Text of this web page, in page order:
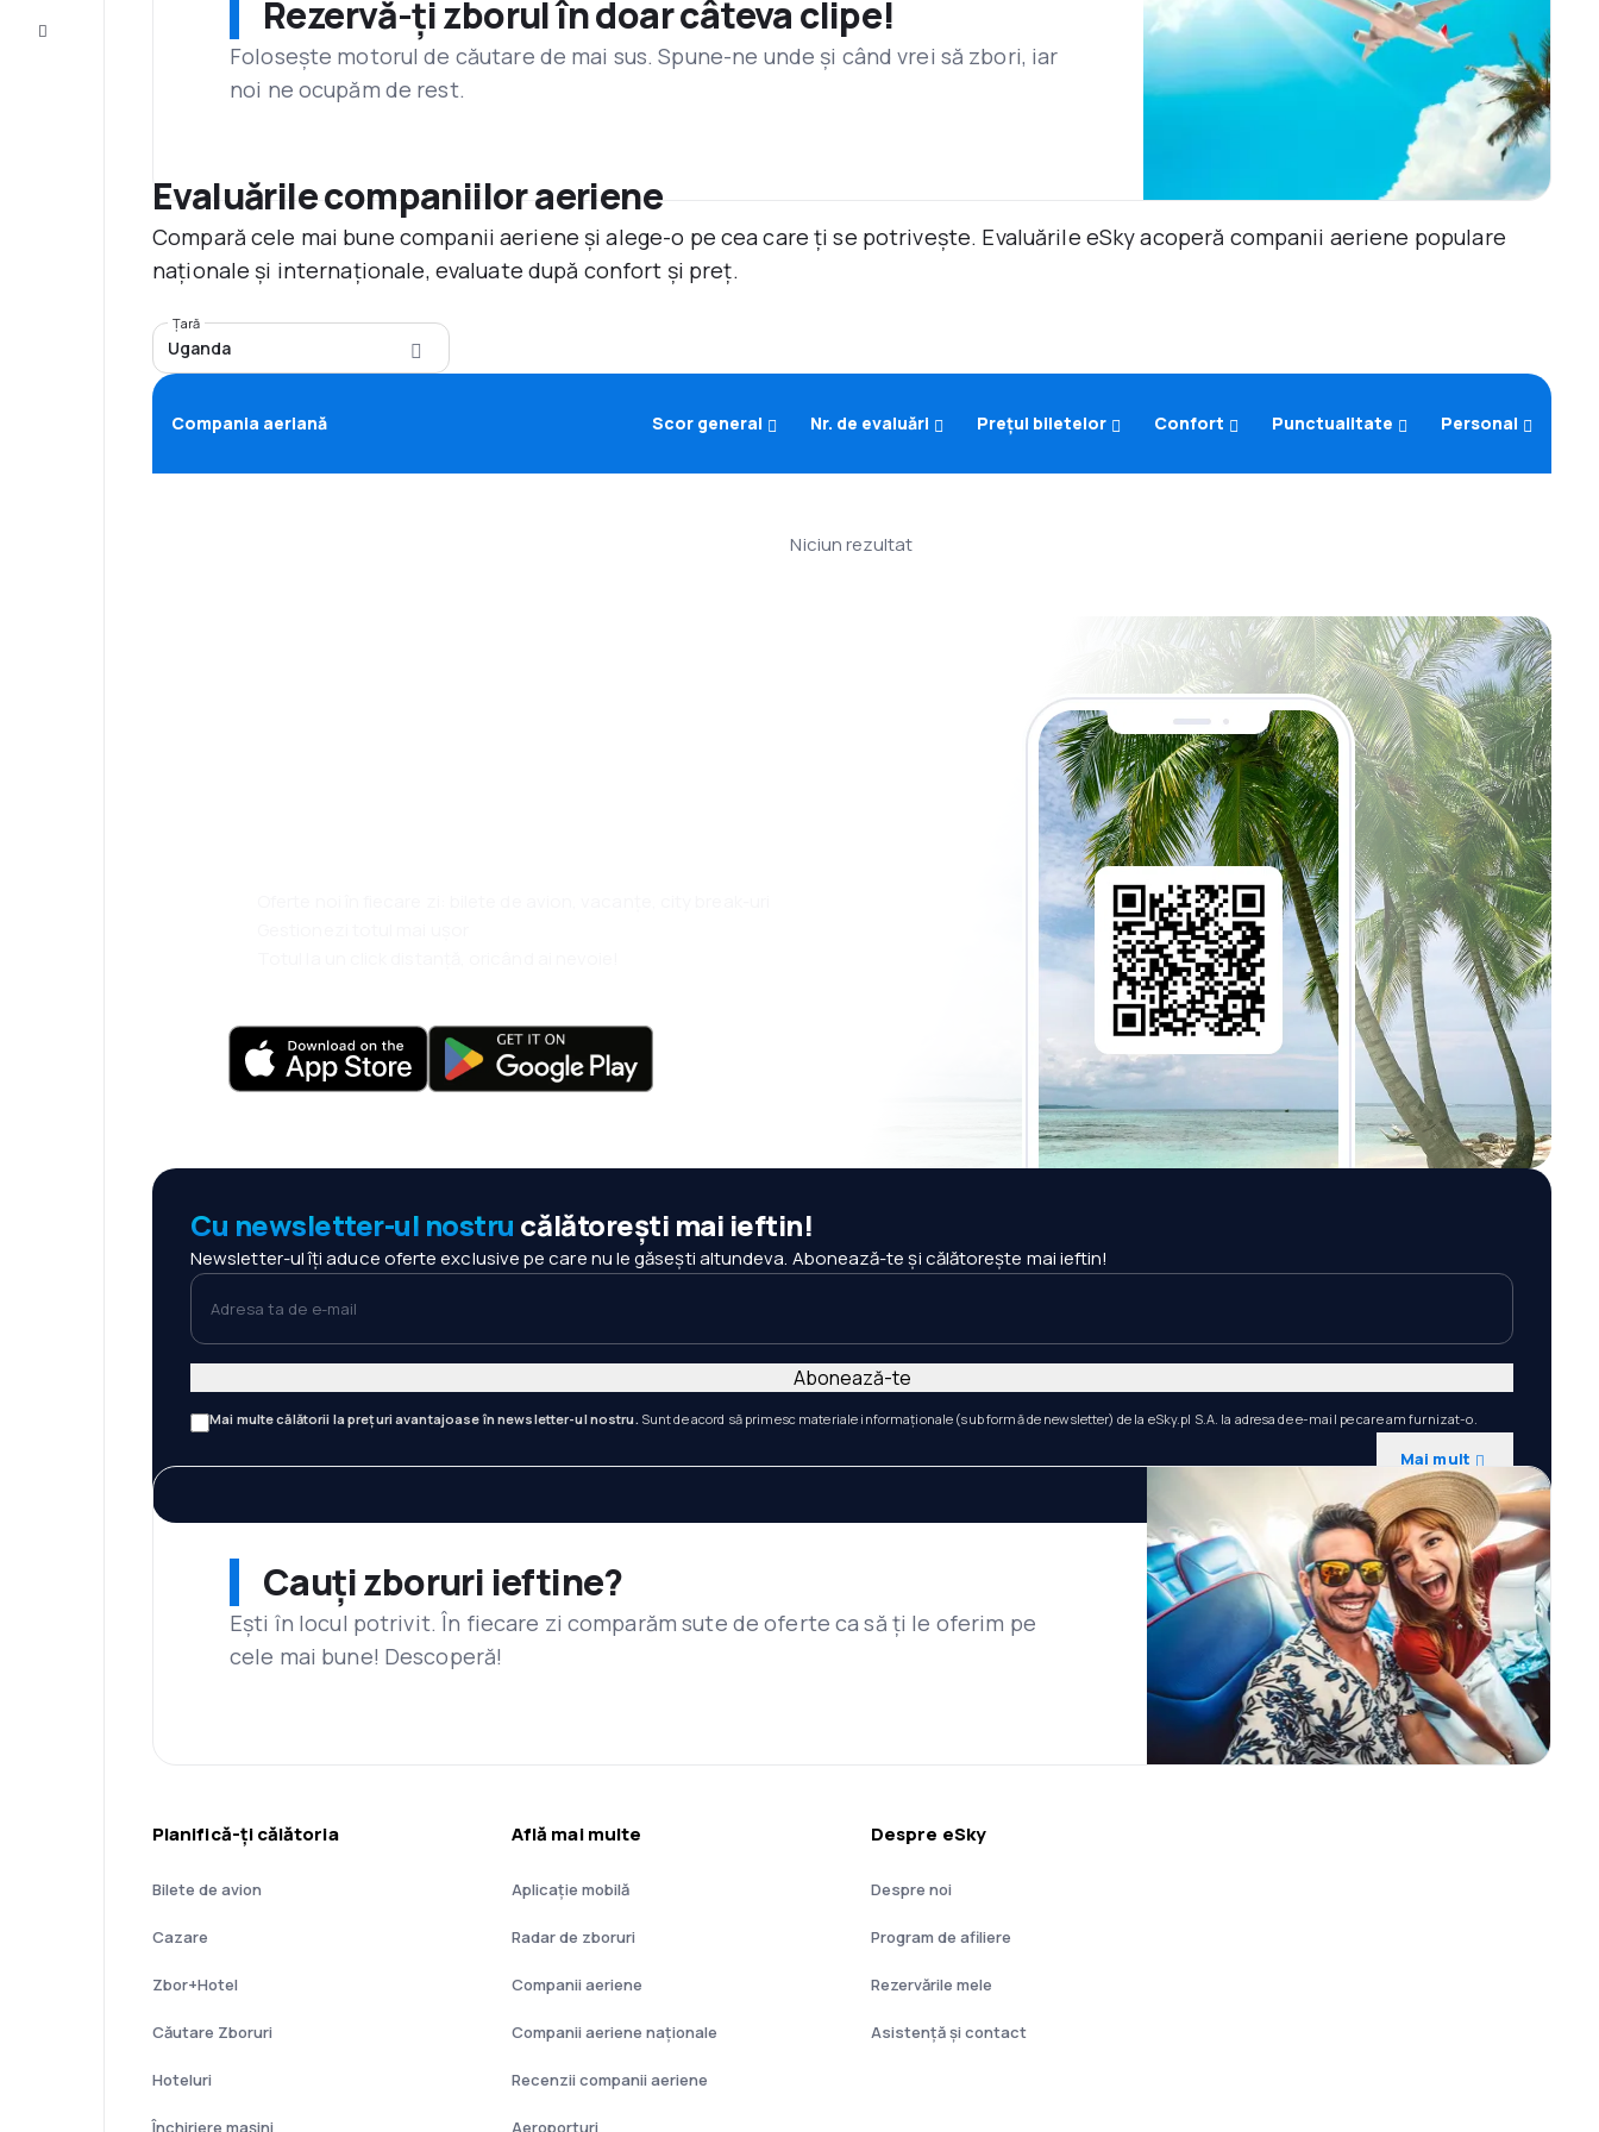
Rezervă-ți zborul în doar câteva clipe!
Folosește motorul de căutare de mai sus. Spune-ne unde și când vrei să zbori, iar
noi ne ocupăm de rest.
Evaluările companiilor aeriene
Compară cele mai bune companii aeriene și alege-o pe cea care ți se potrivește. Evaluările eSky acoperă companii aeriene populare
naționale și internaționale, evaluate după confort și preț.
Țară
Uganda
Compania aeriană Scor general Nr. de evaluări Prețul biletelor Confort Punctualitate Personal
Niciun rezultat
Cu newsletter-ul nostru călătorești mai ieftin!
Newsletter-ul îți aduce oferte exclusive pe care nu le găsești altundeva. Abonează-te și călătorește mai ieftin!
Adresa ta de e-mail
Mai multe călătorii la prețuri avantajoase în newsletter-ul nostru. Sunt de acord să primesc materiale informaționale (sub formă de newsletter) de la eSky.pl S.A. la adresa de e-mail pe care am furnizat-o.
Mai mult
Abonează-te
Cauți zboruri ieftine?
Ești în locul potrivit. În fiecare zi comparăm sute de oferte ca să ți le oferim pe
cele mai bune! Descoperă!
Planifică-ți călătoria
Bilete de avion
Cazare
Zbor+Hotel
Căutare Zboruri
Hoteluri
Închiriere mașini
Află mai multe
Aplicație mobilă
Radar de zboruri
Companii aeriene
Companii aeriene naţionale
Recenzii companii aeriene
Aeroporturi
Despre eSky
Despre noi
Program de afiliere
Rezervările mele
Asistenţă şi contact